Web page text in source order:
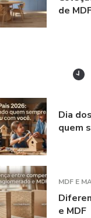
de
Dia
quem
MDF E
e MDF